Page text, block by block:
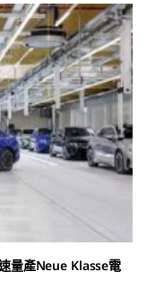
量產Neue Klasse電